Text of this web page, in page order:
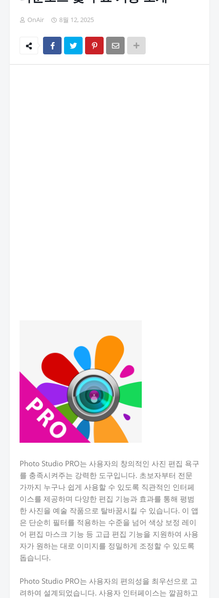
OnAir 8월 12, 2025
Photo Studio PRO는 사용자의 창의적인 사진 편집 욕구
를 충족시켜주는 강력한 도구입니다. 초보자부터 전문
가까지 누구나 쉽게 사용할 수 있도록 직관적인 인터페
이스를 제공하며 다양한 편집 기능과 효과를 통해 평범
한 사진을 예술 작품으로 탈바꿈시킬 수 있습니다. 이 앱
은 단순히 필터를 적용하는 수준을 넘어 색상 보정 레이
어 편집 마스크 기능 등 고급 편집 기능을 지원하여 사용
자가 원하는 대로 이미지를 정밀하게 조정할 수 있도록
돕습니다.
Photo Studio PRO는 사용자의 편의성을 최우선으로 고
려하여 설계되었습니다. 사용자 인터페이스는 깔끔하고